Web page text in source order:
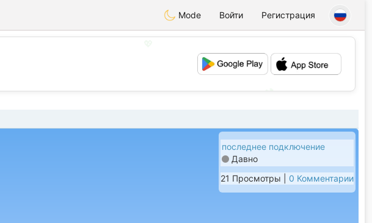
Mode Войти Регистрация
последнее подключение
Давно
21 Просмотры | 0 Комментарии